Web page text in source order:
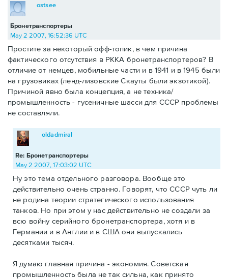
Бронетранспортеры
ostsee
May 2 2007, 16:52:36 UTC
Простите за некоторый офф-топик, в чем причина
фактического отсутствия в РККА бронетранспортеров? В
отличие от немцев, мобильные части и в 1941 и в 1945 были
на грузовиках (ленд-лизовские Скауты были экзотикой).
Причиной явно была концепция, а не техника/
промышленность - гусеничные шасси для СССР проблемы
не составляли.
Re: Бронетранспортеры
oldadmiral
May 2 2007, 17:03:02 UTC
Ну это тема отдельного разговора. Вообще это
действительно очень странно. Говорят, что СССР чуть ли
не родина теории стратегического использования
танков. Но при этом у нас действительно не создали за
всю войну серийного бронетранспортера, хотя и в
Германии и в Англии и в США они выпускались
десятками тысяч.
Я думаю главная причина - экономия. Советская
промышленность была не так сильна, как принято